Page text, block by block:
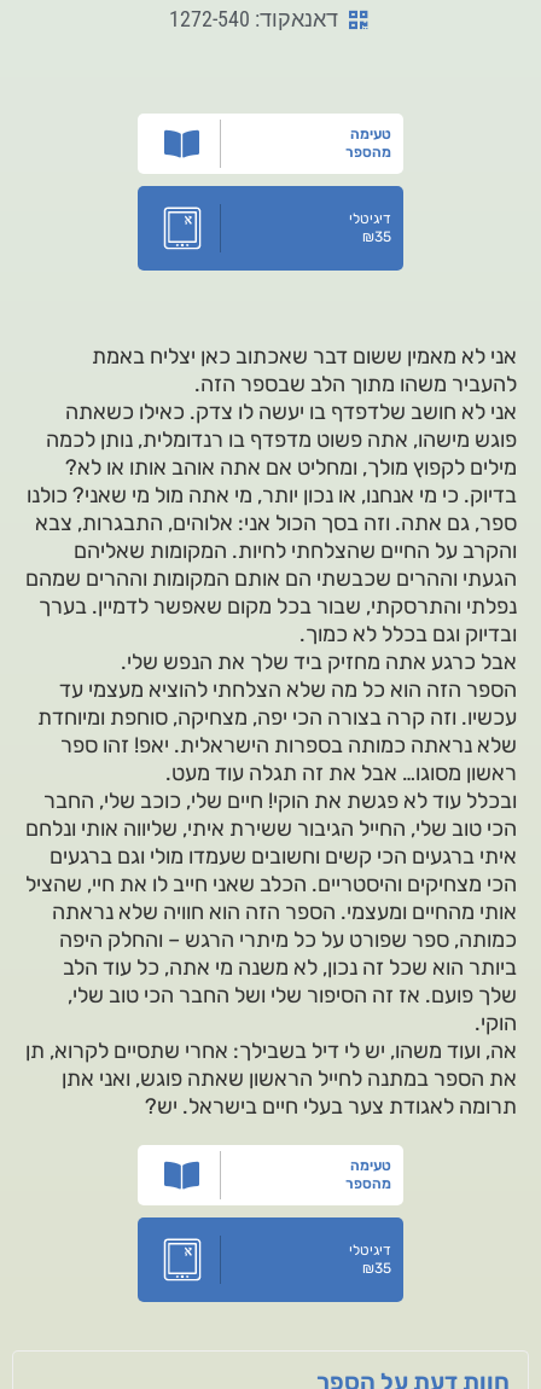
דאנאקוד: 1272-540
טעימה
מהספר
דיגיטלי
₪35
אני לא מאמין ששום דבר שאכתוב כאן יצליח באמת
להעביר משהו מתוך הלב שבספר הזה.
אני לא חושב שלדפדף בו יעשה לו צדק. כאילו כשאתה
פוגש מישהו, אתה פשוט מדפדף בו רנדומלית, נותן לכמה
מילים לקפוץ מולך, ומחליט אם אתה אוהב אותו או לא?
בדיוק. כי מי אנחנו, או נכון יותר, מי אתה מול מי שאני? כולנו
ספר, גם אתה. וזה בסך הכול אני: אלוהים, התבגרות, צבא
והקרב על החיים שהצלחתי לחיות. המקומות שאליהם
הגעתי וההרים שכבשתי הם אותם המקומות וההרים שמהם
נפלתי והתרסקתי, שבור בכל מקום שאפשר לדמיין. בערך
ובדיוק וגם בכלל לא כמוך.
אבל כרגע אתה מחזיק ביד שלך את הנפש שלי.
הספר הזה הוא כל מה שלא הצלחתי להוציא מעצמי עד
עכשיו. וזה קרה בצורה הכי יפה, מצחיקה, סוחפת ומיוחדת
שלא נראתה כמותה בספרות הישראלית. יאפ! זהו ספר
ראשון מסוגו… אבל את זה תגלה עוד מעט.
ובכלל עוד לא פגשת את הוקי! חיים שלי, כוכב שלי, החבר
הכי טוב שלי, החייל הגיבור ששירת איתי, שליווה אותי ונלחם
איתי ברגעים הכי קשים וחשובים שעמדו מולי וגם ברגעים
הכי מצחיקים והיסטריים. הכלב שאני חייב לו את חיי, שהציל
אותי מהחיים ומעצמי. הספר הזה הוא חוויה שלא נראתה
כמותה, ספר שפורט על כל מיתרי הרגש – והחלק היפה
ביותר הוא שכל זה נכון, לא משנה מי אתה, כל עוד הלב
שלך פועם. אז זה הסיפור שלי ושל החבר הכי טוב שלי,
הוקי.
אה, ועוד משהו, יש לי דיל בשבילך: אחרי שתסיים לקרוא, תן
את הספר במתנה לחייל הראשון שאתה פוגש, ואני אתן
תרומה לאגודת צער בעלי חיים בישראל. יש?
טעימה
מהספר
דיגיטלי
₪35
חוות דעת על הספר